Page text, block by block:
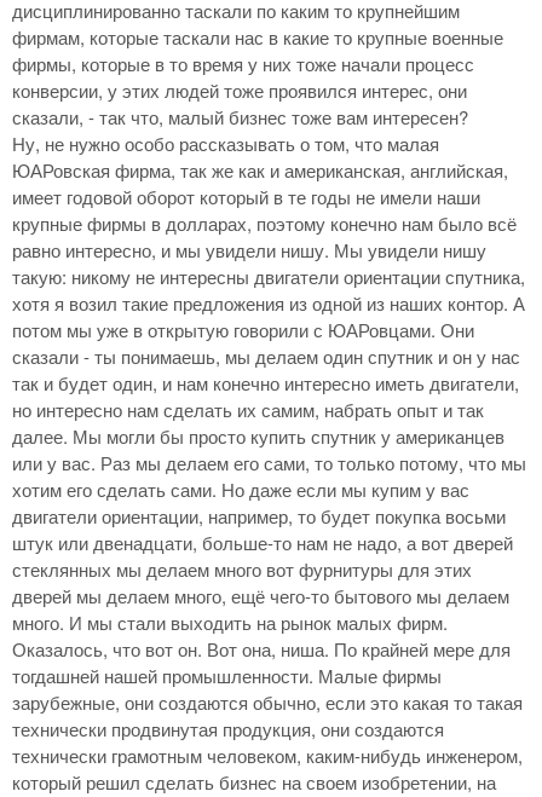
дисциплинированно таскали по каким то крупнейшим
фирмам, которые таскали нас в какие то крупные военные
фирмы, которые в то время у них тоже начали процесс
конверсии, у этих людей тоже проявился интерес, они
сказали, - так что, малый бизнес тоже вам интересен?
Ну, не нужно особо рассказывать о том, что малая
ЮАРовская фирма, так же как и американская, английская,
имеет годовой оборот который в те годы не имели наши
крупные фирмы в долларах, поэтому конечно нам было всё
равно интересно, и мы увидели нишу. Мы увидели нишу
такую: никому не интересны двигатели ориентации спутника,
хотя я возил такие предложения из одной из наших контор. А
потом мы уже в открытую говорили с ЮАРовцами. Они
сказали - ты понимаешь, мы делаем один спутник и он у нас
так и будет один, и нам конечно интересно иметь двигатели,
но интересно нам сделать их самим, набрать опыт и так
далее. Мы могли бы просто купить спутник у американцев
или у вас. Раз мы делаем его сами, то только потому, что мы
хотим его сделать сами. Но даже если мы купим у вас
двигатели ориентации, например, то будет покупка восьми
штук или двенадцати, больше-то нам не надо, а вот дверей
стеклянных мы делаем много вот фурнитуры для этих
дверей мы делаем много, ещё чего-то бытового мы делаем
много. И мы стали выходить на рынок малых фирм.
Оказалось, что вот он. Вот она, ниша. По крайней мере для
тогдашней нашей промышленности. Малые фирмы
зарубежные, они создаются обычно, если это какая то такая
технически продвинутая продукция, они создаются
технически грамотным человеком, каким-нибудь инженером,
который решил сделать бизнес на своем изобретении, на